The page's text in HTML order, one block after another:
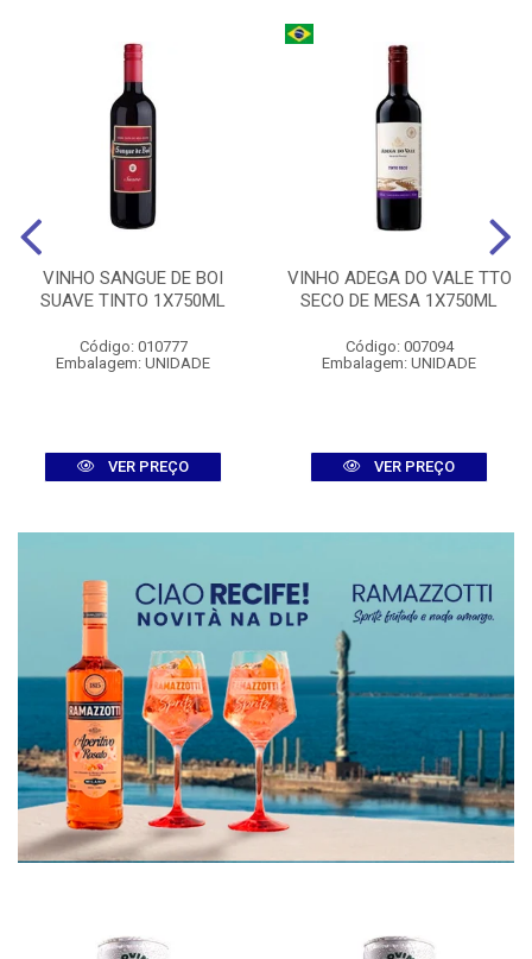
VINHO SANGUE DE BOI
SUAVE TINTO 1X750ML
Código: 010777
Embalagem: UNIDADE
VER PREÇO
VINHO ADEGA DO VALE TTO
SECO DE MESA 1X750ML
Código: 007094
Embalagem: UNIDADE
VER PREÇO